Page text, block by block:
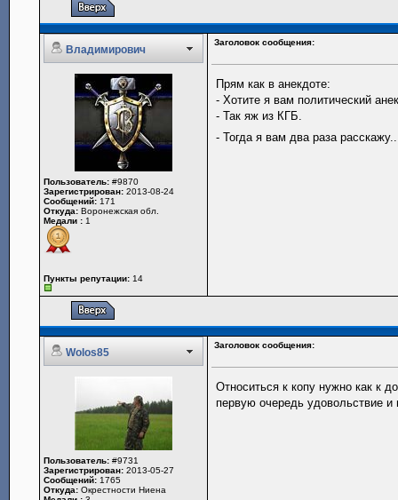
Владимирович
Заголовок сообщения:
Пользователь: #9870
Зарегистрирован: 2013-08-24
Сообщений: 171
Откуда: Воронежская обл.
Медали : 1
Пункты репутации: 14
Прям как в анекдоте:
- Хотите я вам политический
- Так яж из КГБ.
- Тогда я вам два раза
Wolos85
Заголовок сообщения:
Пользователь: #9731
Зарегистрирован: 2013-05-27
Сообщений: 1765
Откуда: Окрестности Ниена
Относиться к копу нужно как к
первую очередь удовольствие